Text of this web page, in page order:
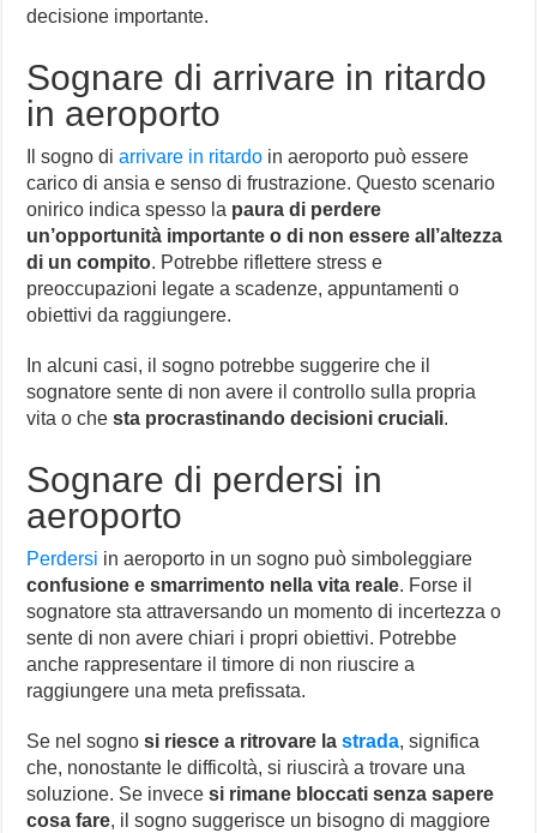
decisione importante.
Sognare di arrivare in ritardo
in aeroporto
Il sogno diarrivare in ritardo in aeroporto può essere
carico di ansia e senso di frustrazione. Questo scenario
onirico indica spesso la paura di perdere
un’opportunità importante o di non essere all’altezza
di un compito. Potrebbe riflettere stress e
preoccupazioni legate a scadenze, appuntamenti o
obiettivi da raggiungere.
In alcuni casi, il sogno potrebbe suggerire che il
sognatore sente di non avere il controllo sulla propria
vita o chesta procrastinando decisioni cruciali.
Sognare di perdersi in
aeroporto
Perdersi in aeroporto in un sogno può simboleggiare
confusione e smarrimento nella vita reale. Forse il
sognatore sta attraversando un momento di incertezza o
sente di non avere chiari i propri obiettivi. Potrebbe
anche rappresentare il timore di non riuscire a
raggiungere una meta prefissata.
Se nel sognosi riesce a ritrovare la strada, significa
che, nonostante le difficoltà, si riuscirà a trovare una
soluzione. Se invecesi rimane bloccati senza sapere
cosa fare, il sogno suggerisce un bisogno di maggiore